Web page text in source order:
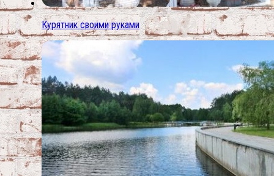
Курятник своими руками